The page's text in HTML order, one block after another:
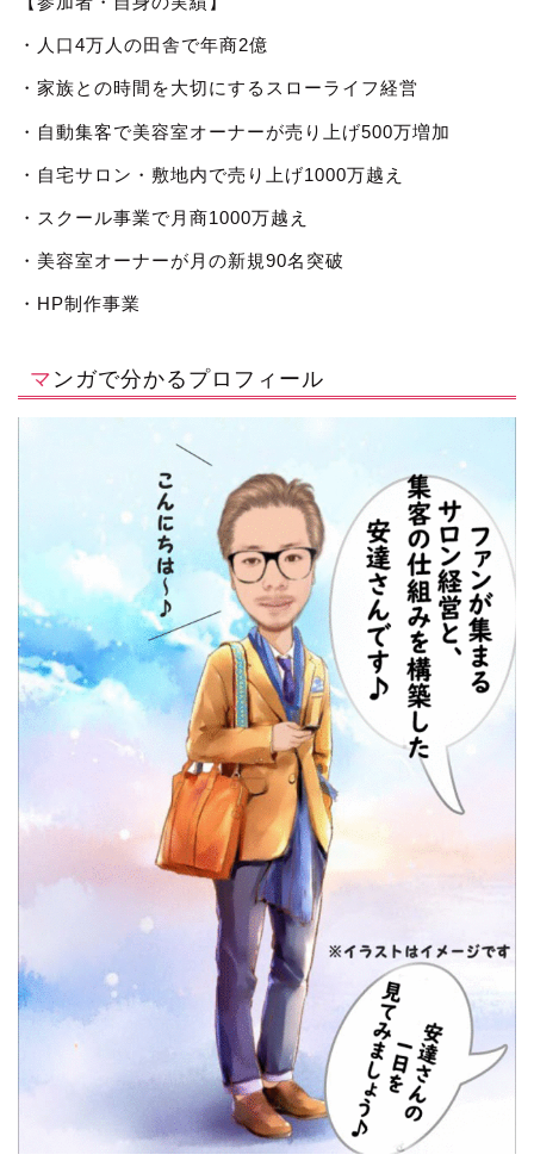
・人口4万人の田舎で年商2億
・家族との時間を大切にするスローライフ経営
・自動集客で美容室オーナーが売り上げ500万増加
・自宅サロン・敷地内で売り上げ1000万越え
・スクール事業で月商1000万越え
・美容室オーナーが月の新規90名突破
・HP制作事業
マンガで分かるプロフィール